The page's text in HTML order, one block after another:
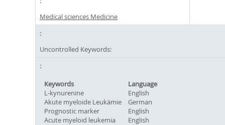
Medical sciences Medicine
Uncontrolled Keywords:
Keywords
Language
L-kynurenine
English
Akute myeloide Leukämie
German
Prognostic marker
English
Acute myeloid leukemia
English